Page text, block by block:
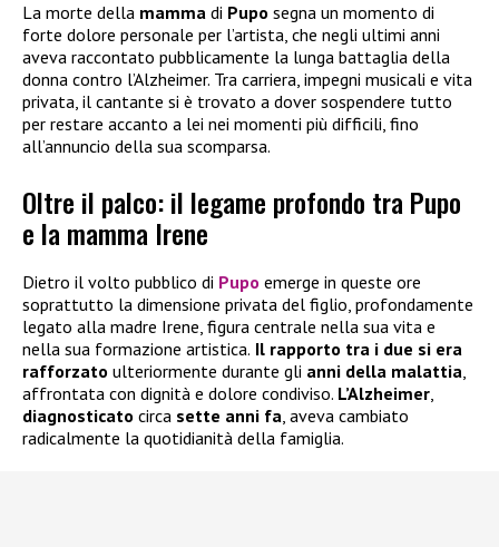
La morte della mamma di Pupo segna un momento di
forte dolore personale per l’artista, che negli ultimi anni
aveva raccontato pubblicamente la lunga battaglia della
donna contro l’Alzheimer. Tra carriera, impegni musicali e vita
privata, il cantante si è trovato a dover sospendere tutto
per restare accanto a lei nei momenti più difficili, fino
all’annuncio della sua scomparsa.
Oltre il palco: il legame profondo tra Pupo
e la mamma Irene
Dietro il volto pubblico di Pupo emerge in queste ore
soprattutto la dimensione privata del figlio, profondamente
legato alla madre Irene, figura centrale nella sua vita e
nella sua formazione artistica. Il rapporto tra i due si era
rafforzato ulteriormente durante gli anni della malattia,
affrontata con dignità e dolore condiviso. L’Alzheimer,
diagnosticato circa sette anni fa, aveva cambiato
radicalmente la quotidianità della famiglia.